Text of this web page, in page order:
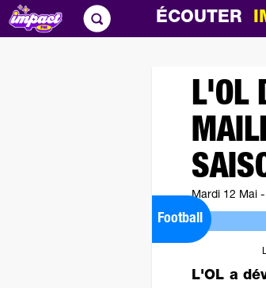
ÉCOUTER
L'OL
Mardi 12 Mai -
Football
L'OL a